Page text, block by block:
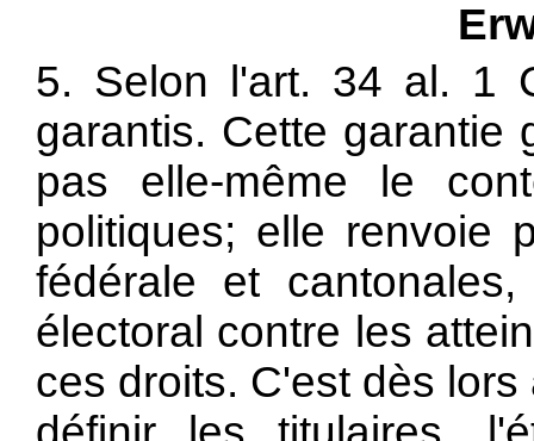
5. Selon l'art. 34 al. 1
garantis. Cette garantie
pas elle-même le
politiques; elle renvoie
fédérale et
électoral contre les
ces droits. C'est dès